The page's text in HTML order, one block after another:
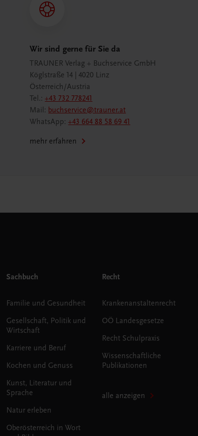
Wir sind gerne für Sie da
TRAUNER Verlag + Buchservice GmbH
Köglstraße 14 | 4020 Linz
Österreich/Austria
Tel.:+43 732 778241
Mail: buchservice@trauner.at
WhatsApp:+43 664 88 58 69 41
mehr erfahren
Sachbuch
Familie und Gesundheit
Gesellschaft, Politik und
Wirtschaft
Karriere und Beruf
Kochen und Genuss
Kunst, Literatur und
Sprache
Natur erleben
Oberösterreich in Wort
Recht
Krankenanstaltenrecht
OÖ Landesgesetze
Recht Schulpraxis
Wissenschaftliche
Publikationen
alle anzeigen